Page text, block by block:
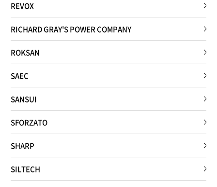
REVOX
RICHARD GRAY'S POWER COMPANY
ROKSAN
SAEC
SANSUI
SFORZATO
SHARP
SILTECH